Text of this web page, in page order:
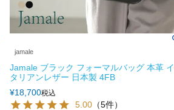
jamale
Jamale ブラック フォーマルバッグ 本革 イ
タリアンレザー 日本製 4FB
¥18,700税込
5.00 （5件）